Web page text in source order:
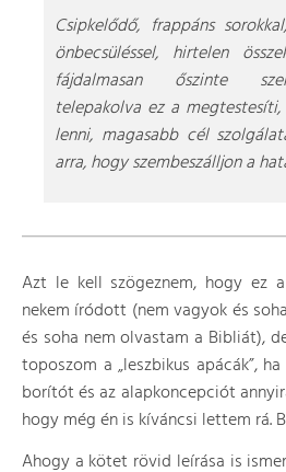
Csipkelődő, frappáns
önbecsüléssel, hirtelen
fájdalmasan őszinte
telepakolva ez a
lenni, magasabb cél
arra, hogy szembeszálljon a
Azt le kell szögeznem, hogy ez a verseskötet eleve nem
nekem íródott (nem vagyok és
és soha nem olvastam a Bibliát),
toposzom a „leszbikus apácák”,
borítót és az alapkoncepciót
hogy még én is kíváncsi lettem rá.
Ahogy a kötet rövid leírása is